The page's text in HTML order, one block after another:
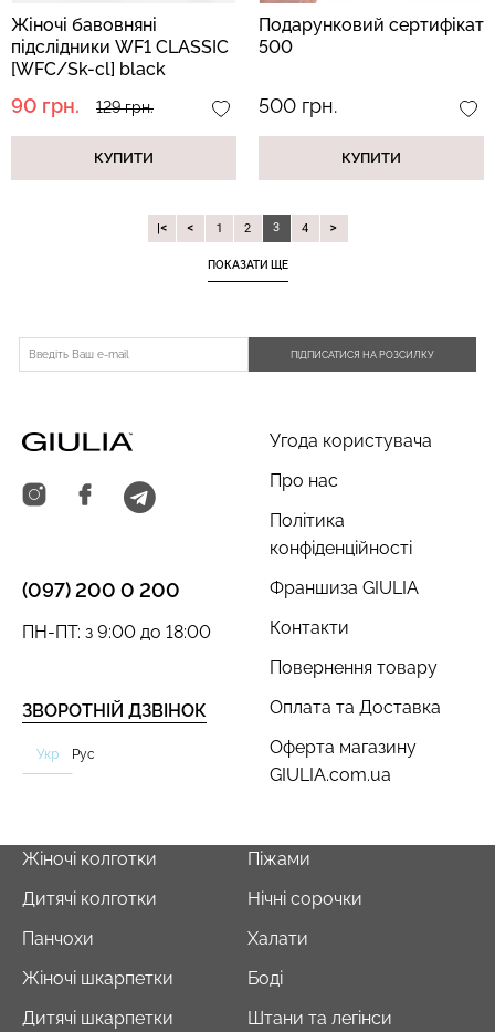
Жіночі бавовняні
підслідники WF1 CLASSIC
[WFC/Sk-cl] black
90 грн. 129 грн.
КУПИТИ
Подарунковий сертифікат
500
500 грн.
КУПИТИ
ПОКАЗАТИ ЩЕ
| 1 2 3 4
ПІДПИСАТИСЯ НА РОЗСИЛКУ
Угода користувача
Про нас
Політика
конфіденційності
Франшиза GIULIA
Контакти
Повернення товару
Оплата та Доставка
Оферта магазину
GIULIA.com.ua
(097) 200 0 200
ЗВОРОТНІЙ ДЗВІНОК
ПН-ПТ: з 9:00 до 18:00
Укр Рус
Жіночі колготки
Дитячі колготки
Панчохи
Жіночі шкарпетки
Дитячі шкарпетки
Піжами
Нічні сорочки
Халати
Боді
Штани та легінси